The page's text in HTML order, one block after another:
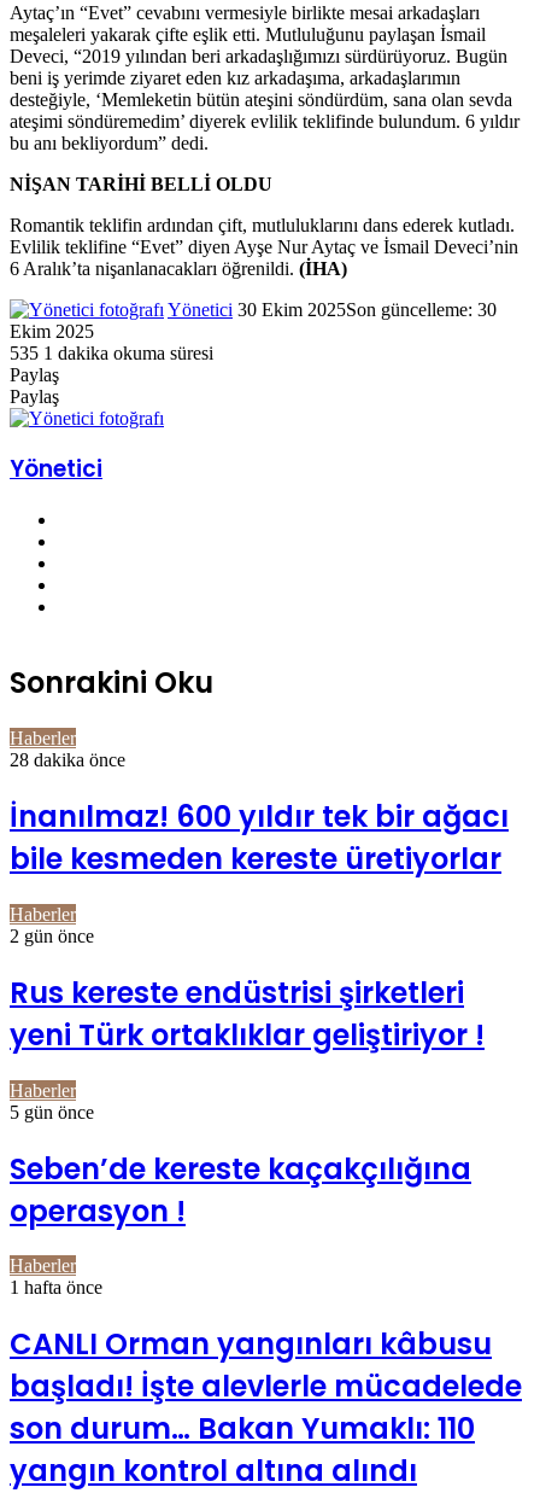
Aytaç’ın “Evet” cevabını vermesiyle birlikte mesai arkadaşları
meşaleleri yakarak çifte eşlik etti. Mutluluğunu paylaşan İsmail
Deveci, “2019 yılından beri arkadaşlığımızı sürdürüyoruz. Bugün
beni iş yerimde ziyaret eden kız arkadaşıma, arkadaşlarımın
desteğiyle, ‘Memleketin bütün ateşini söndürdüm, sana olan sevda
ateşimi söndüremedim’ diyerek evlilik teklifinde bulundum. 6 yıldır
bu anı bekliyordum” dedi.
NİŞAN TARİHİ BELLİ OLDU
Romantik teklifin ardından çift, mutluluklarını dans ederek kutladı.
Evlilik teklifine “Evet” diyen Ayşe Nur Aytaç ve İsmail Deveci’nin
6 Aralık’ta nişanlanacakları öğrenildi. (İHA)
Yönetici Twitter'da
Bir
30 Ekim 2025Son güncelleme: 30
Ekim 2025
535 1 dakika okuma süresi
Paylaş
Facebook
Twitter
LinkedIn
Pinterest
Pocket
WhatsApp
Telegram
E-
Posta
paylaş
Yazdır
Paylaş
Facebook
Twitter
LinkedIn
Pinterest
Pocket
E-
ile
paylaş
Yazdır
Yönetici
Sonrakini Oku
Haberler
28 dakika önce
İnanılmaz! 600 yıldır tek bir ağacı
bile kesmeden kereste üretiyorlar
Haberler
2 gün önce
Rus kereste endüstrisi şirketleri
yeni Türk ortaklıklar geliştiriyor !
Haberler
5 gün önce
Seben’de kereste kaçakçılığına
operasyon !
Haberler
1 hafta önce
CANLI Orman yangınları kâbusu
başladı! İşte alevlerle mücadelede
son durum… Bakan Yumaklı: 110
yangın kontrol altına alındı